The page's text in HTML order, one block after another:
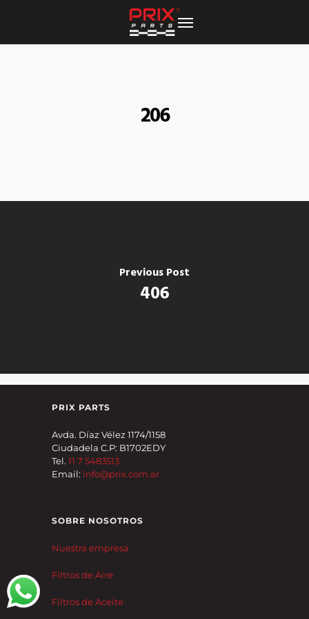
206
Previous Post
406
PRIX PARTS
Avda. Díaz Vélez 1174/1158
Ciudadela C.P: B1702EDY
Tel. 11 7 5483513
Email: info@prix.com.ar
SOBRE NOSOTROS
Nuestra empresa
Filtros de Aire
Filtros de Aceite